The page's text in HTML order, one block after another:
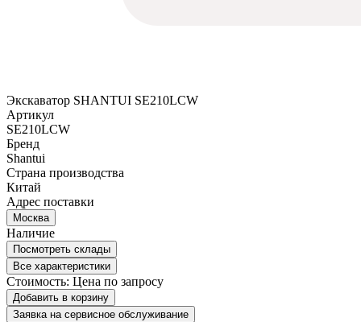
Экскаватор SHANTUI SE210LCW
Артикул
SE210LCW
Бренд
Shantui
Страна производства
Китай
Адрес поставки
Москва
Наличие
Посмотреть склады
Все характеристики
Стоимость: Цена по запросу
Добавить в корзину
Заявка на сервисное обслуживание